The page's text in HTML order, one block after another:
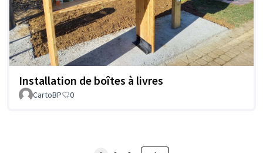
Installation de boîtes à livres
CartoBP 0